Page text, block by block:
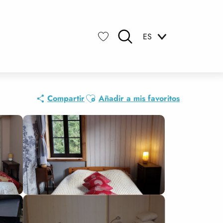
ES
CompartirAjouter aux favoris
Añadir a mis favoritos